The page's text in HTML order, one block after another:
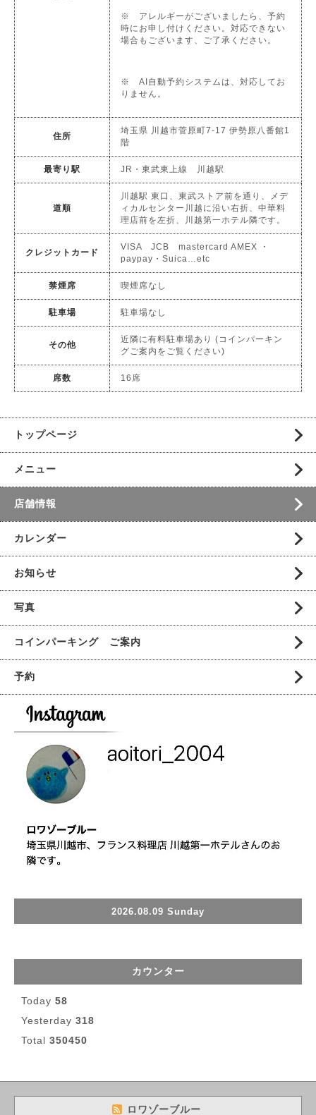
※ アレルギーがございましたら、予約
時にお申し付けください。対応できない
場合もございます、ご了承ください。
※ AI自動予約システムは、対応してお
りません。
住所
埼玉県 川越市菅原町7-17 伊勢原八番館1
階
最寄り駅 JR・東武東上線 川越駅
道順
川越駅 東口、東武ストア前を通り、メデ
ィカルセンター川越に沿い右折、中華料
理店前を左折、川越第一ホテル隣です。
クレジットカード
VISA JCB mastercard AMEX ・
paypay・Suica…etc
禁煙席 喫煙席なし
駐車場 駐車場なし
その他
近隣に有料駐車場あり (コインパーキン
グご案内をご覧ください)
席数 16席
トップページ
メニュー
店舗情報
カレンダー
お知らせ
写真
コインパーキング ご案内
予約
2026.08.09 Sunday
カウンター
Today 58
Yesterday 318
Total 350450
ロワゾーブルー